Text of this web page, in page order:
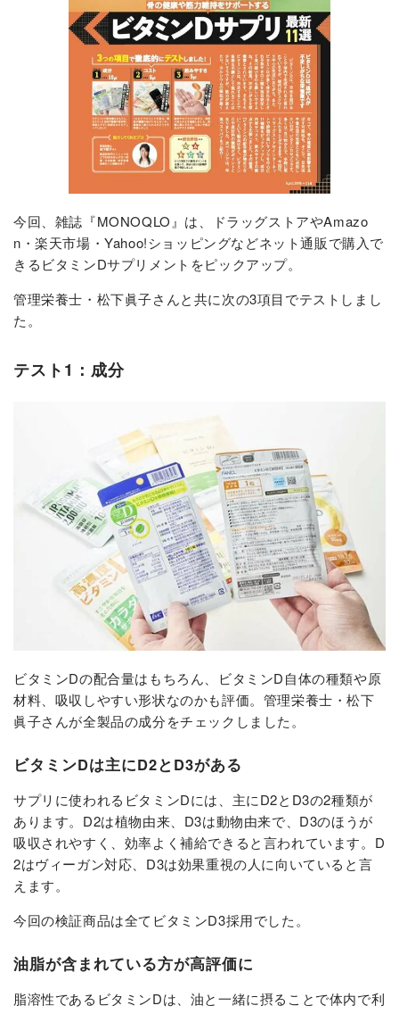
今回、雑誌『MONOQLO』は、ドラッグストアやAmazo
n・楽天市場・Yahoo!ショッピングなどネット通販で購入で
きるビタミンDサプリメントをピックアップ。
管理栄養士・松下眞子さんと共に次の3項目でテストしまし
た。
テスト1：成分
ビタミンDの配合量はもちろん、ビタミンD自体の種類や原
材料、吸収しやすい形状なのかも評価。管理栄養士・松下
眞子さんが全製品の成分をチェックしました。
ビタミンDは主にD2とD3がある
サプリに使われるビタミンDには、主にD2とD3の2種類が
あります。D2は植物由来、D3は動物由来で、D3のほうが
吸収されやすく、効率よく補給できると言われています。D
2はヴィーガン対応、D3は効果重視の人に向いていると言
えます。
今回の検証商品は全てビタミンD3採用でした。
油脂が含まれている方が高評価に
脂溶性であるビタミンDは、油と一緒に摂ることで体内で利